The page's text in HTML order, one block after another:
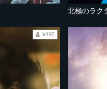
北極のラク
¥495